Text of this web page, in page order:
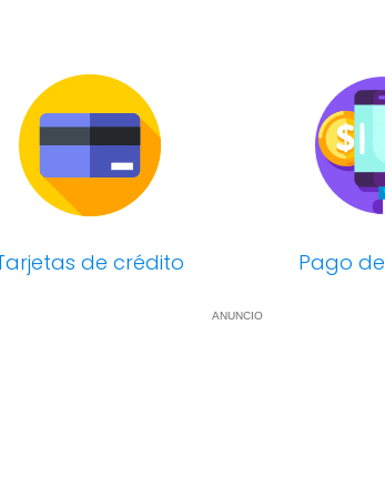
de crédito Pago
ANUNCIO